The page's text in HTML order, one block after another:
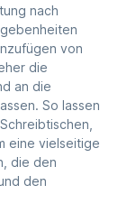
nach
von
die
an die
So lassen
eine vielseitige
die den
den